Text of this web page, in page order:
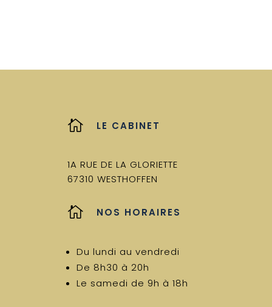
 LE CABINET
1A RUE DE LA GLORIETTE
67310 WESTHOFFEN
 NOS HORAIRES
Du lundi au vendredi
De 8h30 à 20h
Le samedi de 9h à 18h